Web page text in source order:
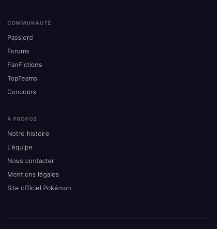
COMMUNAUTÉ
Passlord
Forums
FanFictions
TopTeams
Concours
À PROPOS
Notre histoire
L'équipe
Nous contacter
Mentions légales
Site officiel Pokémon